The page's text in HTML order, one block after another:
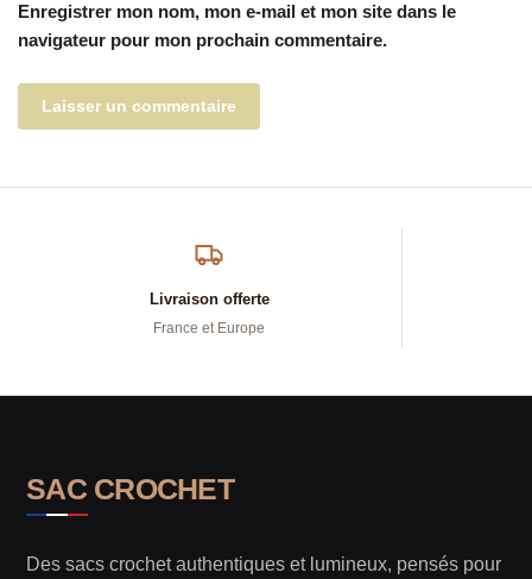
Enregistrer mon nom, mon e-mail et mon site dans le
navigateur pour mon prochain commentaire.
Livraison offerte
France et Europe
SAC CROCHET
Des sacs crochet authentiques et lumineux, pensés pour